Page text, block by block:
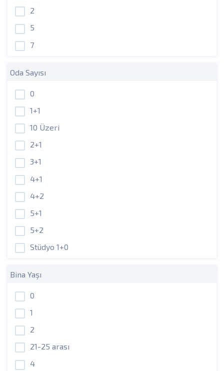
2
5
7
Oda Sayısı
0
1+1
10 Üzeri
2+1
3+1
4+1
4+2
5+1
5+2
Stüdyo 1+0
Bina Yaşı
0
1
2
21-25 arası
4